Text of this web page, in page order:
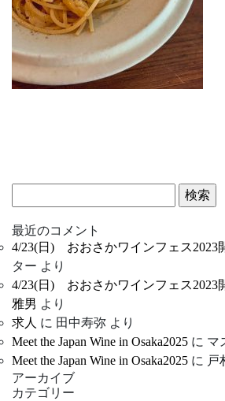
索:
最近のコメント
4/23(日) おおさかワインフェス2023
ター より
4/23(日) おおさかワインフェス2023
雅男 より
求人 に 田中寿弥 より
Meet the Japan Wine in Osaka2025 に マ
Meet the Japan Wine in Osaka2025 に 戸
アーカイブ
カテゴリー